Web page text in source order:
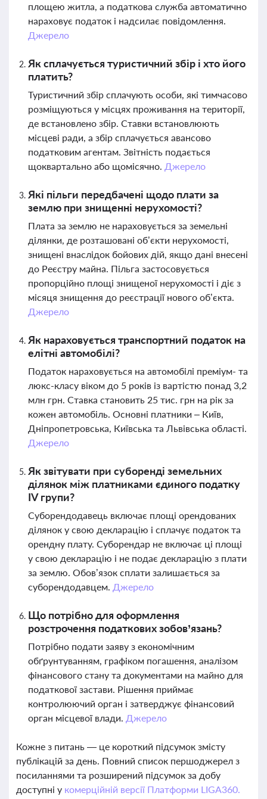
площею житла, а податкова служба автоматично
нараховує податок і надсилає повідомлення.
Джерело
Як сплачується туристичний збір і хто його
платить?
Туристичний збір сплачують особи, які тимчасово
розміщуються у місцях проживання на території,
де встановлено збір. Ставки встановлюють
місцеві ради, а збір сплачується авансово
податковим агентам. Звітність подається
щоквартально або щомісячно. Джерело
Які пільги передбачені щодо плати за
землю при знищенні нерухомості?
Плата за землю не нараховується за земельні
ділянки, де розташовані об’єкти нерухомості,
знищені внаслідок бойових дій, якщо дані внесені
до Реєстру майна. Пільга застосовується
пропорційно площі знищеної нерухомості і діє з
місяця знищення до реєстрації нового об’єкта.
Джерело
Як нараховується транспортний податок на
елітні автомобілі?
Податок нараховується на автомобілі преміум- та
люкс-класу віком до 5 років із вартістю понад 3,2
млн грн. Ставка становить 25 тис. грн на рік за
кожен автомобіль. Основні платники – Київ,
Дніпропетровська, Київська та Львівська області.
Джерело
Як звітувати при суборенді земельних
ділянок між платниками єдиного податку
IV групи?
Суборендодавець включає площі орендованих
ділянок у свою декларацію і сплачує податок та
орендну плату. Суборендар не включає ці площі
у свою декларацію і не подає декларацію з плати
за землю. Обов’язок сплати залишається за
суборендодавцем. Джерело
Що потрібно для оформлення
розстрочення податкових зобов’язань?
Потрібно подати заяву з економічним
обґрунтуванням, графіком погашення, аналізом
фінансового стану та документами на майно для
податкової застави. Рішення приймає
контролюючий орган і затверджує фінансовий
орган місцевої влади. Джерело
Кожне з питань — це короткий підсумок змісту
публікацій за день. Повний список першоджерел з
посиланнями та розширений підсумок за добу
доступні у комерційній версії Платформи LIGA360.